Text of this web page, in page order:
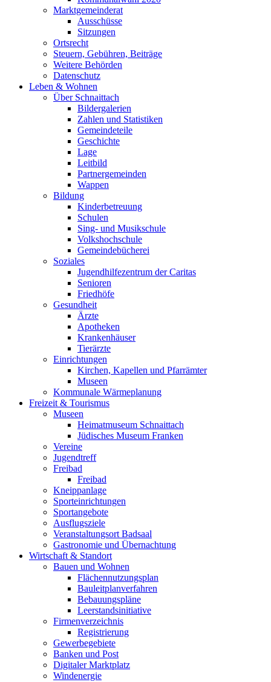
Marktgemeinderat
Ausschüsse
Sitzungen
Ortsrecht
Steuern, Gebühren, Beiträge
Weitere Behörden
Datenschutz
Leben & Wohnen
Über Schnaittach
Bildergalerien
Zahlen und Statistiken
Gemeindeteile
Geschichte
Lage
Leitbild
Partnergemeinden
Wappen
Bildung
Kinderbetreuung
Schulen
Sing- und Musikschule
Volkshochschule
Gemeindebücherei
Soziales
Jugendhilfezentrum der Caritas
Senioren
Friedhöfe
Gesundheit
Ärzte
Apotheken
Krankenhäuser
Tierärzte
Einrichtungen
Kirchen, Kapellen und Pfarrämter
Museen
Kommunale Wärmeplanung
Freizeit & Tourismus
Museen
Heimatmuseum Schnaittach
Jüdisches Museum Franken
Vereine
Jugendtreff
Freibad
Freibad
Kneippanlage
Sporteinrichtungen
Sportangebote
Ausflugsziele
Veranstaltungsort Badsaal
Gastronomie und Übernachtung
Wirtschaft & Standort
Bauen und Wohnen
Flächennutzungsplan
Bauleitplanverfahren
Bebauungspläne
Leerstandsinitiative
Firmenverzeichnis
Registrierung
Gewerbegebiete
Banken und Post
Digitaler Marktplatz
Windenergie